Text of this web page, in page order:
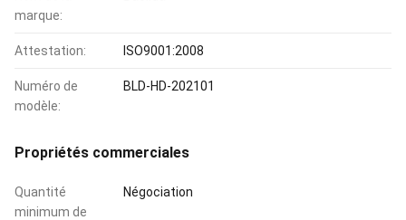
marque:
Attestation: ISO9001:2008
Numéro de
modèle:
BLD-HD-202101
Propriétés commerciales
Quantité
minimum de
Négociation